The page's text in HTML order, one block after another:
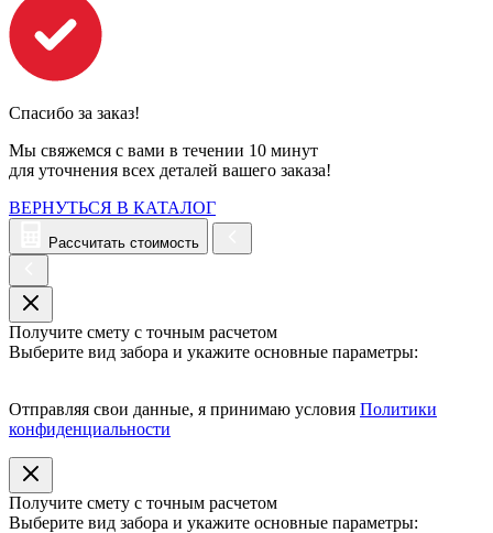
Спасибо за заказ!
Мы свяжемся с вами в течении 10 минут
для уточнения всех деталей вашего заказа!
ВЕРНУТЬСЯ В КАТАЛОГ
Рассчитать стоимость
Получите смету с точным расчетом
Выберите вид забора и укажите основные параметры:
Отправляя свои данные, я принимаю условия Политики
конфиденциальности
Получите смету с точным расчетом
Выберите вид забора и укажите основные параметры: